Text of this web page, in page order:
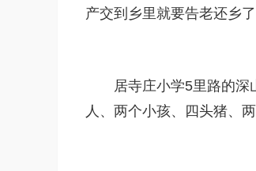
产交到乡里就要告老还乡
居寺庄小学5里路的
人、两个小孩、四头猪、两